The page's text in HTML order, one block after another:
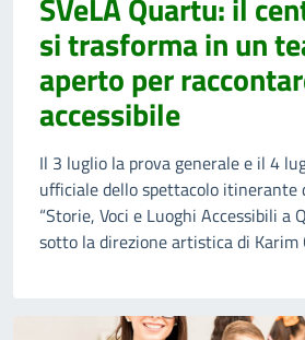
si trasforma in un
aperto per
accessibile
Il 3 luglio la prova generale e il 4
ufficiale dello spettacolo itinerante
“Storie, Voci e Luoghi Accessibili a
sotto la direzione artistica di Karim